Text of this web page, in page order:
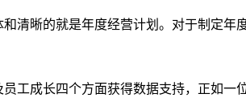
清晰的就是年度经营计划。对于制定年
工成长四个方面获得数据支持，正如一